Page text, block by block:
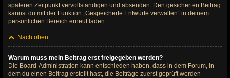
späteren Zeitpunkt vervollständigen und absenden. Den gesicherten Beitrag
kannst du mit der Funktion „Gespeicherte Entwürfe verwalten“ in deinem
persönlichen Bereich erneut laden.
Nach oben
Warum muss mein Beitrag erst freigegeben werden?
Die Board-Administration kann entschieden haben, dass in dem Forum, in
dem du einen Beitrag erstellt hast, die Beiträge zuerst geprüft werden